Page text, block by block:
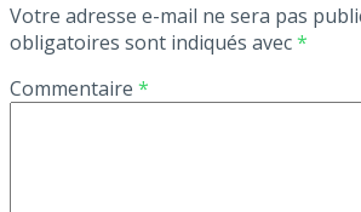
Votre adresse e-mail ne sera pas
obligatoires sont indiqués avec*
Commentaire *